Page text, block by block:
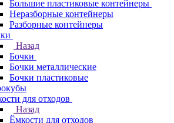
Большие пластиковые контейнеры
Неразборные контейнеры
Разборные контейнеры
Назад
Бочки
Бочки металлические
Бочки пластиковые
для отходов
Назад
Ёмкости для отходов